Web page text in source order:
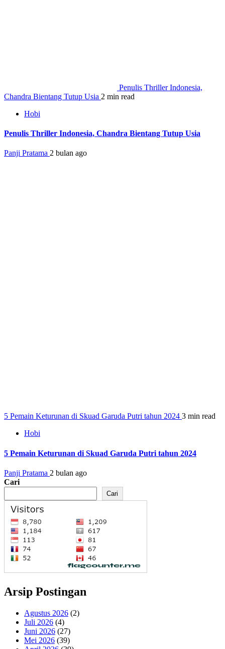
Penulis Thriller Indonesia,
Chandra Bientang Tutup Usia 2 min read
Hobi
Penulis Thriller Indonesia, Chandra Bientang Tutup Usia
Panji Pratama 2 bulan ago
5 Pemain Keturunan di Skuad Garuda Putri tahun 2024 3 min read
Hobi
5 Pemain Keturunan di Skuad Garuda Putri tahun 2024
Panji Pratama 2 bulan ago
Cari
Cari
Arsip Postingan
Agustus 2026 (2)
Juli 2026 (4)
Juni 2026 (27)
Mei 2026 (39)